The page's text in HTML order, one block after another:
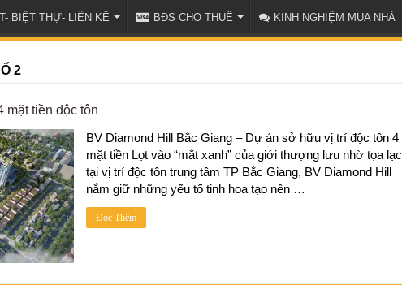
BIỆT THỰ- LIỀN KỀ BĐS CHO THUÊ KINH NGHIỆM MUA NHÀ
2
mặt tiền độc tôn
BV Diamond Hill Bắc Giang – Dự án sở hữu vị trí độc tôn 4
mặt tiền Lọt vào “mắt xanh” của giới thượng lưu nhờ tọa lạc
tại vị trí độc tôn trung tâm TP Bắc Giang, BV Diamond Hill
nắm giữ những yếu tố tinh hoa tạo nên …
Đọc Thêm